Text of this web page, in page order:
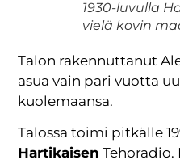
1930-luvulla
vielä kovin
Talon rakennuttanut
asua vain pari vuotta
kuolemaansa.
Talossa toimi pitkälle
Hartikaisen Tehoradio.